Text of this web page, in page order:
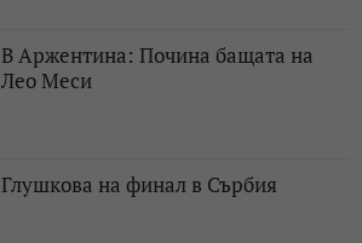
В Аржентина: Почина бащата на
Лео Меси
Глушкова на финал в Сърбия